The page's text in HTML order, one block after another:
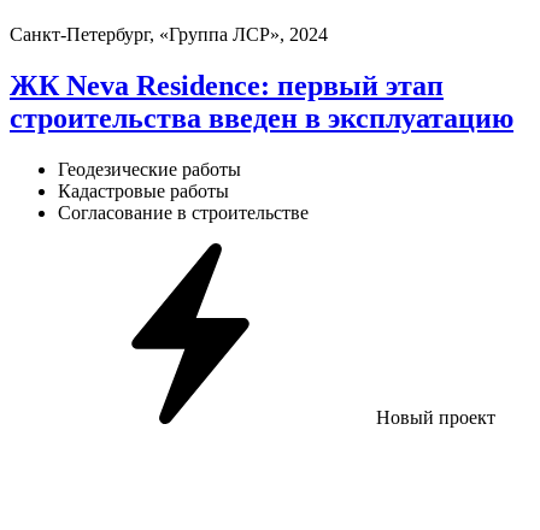
Санкт-Петербург, «Группа ЛСР», 2024
ЖК Neva Residence: первый этап
строительства введен в эксплуатацию
Геодезические работы
Кадастровые работы
Согласование в строительстве
Новый проект